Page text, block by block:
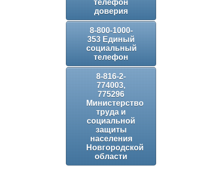
телефон
доверия
8-800-1000-
353 Единый
социальный
телефон
8-816-2-
774003,
775296
Министерство
труда и
социальной
защиты
населения
Новгородской
области